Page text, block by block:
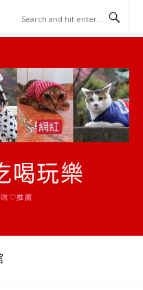
喝玩樂
♡推薦